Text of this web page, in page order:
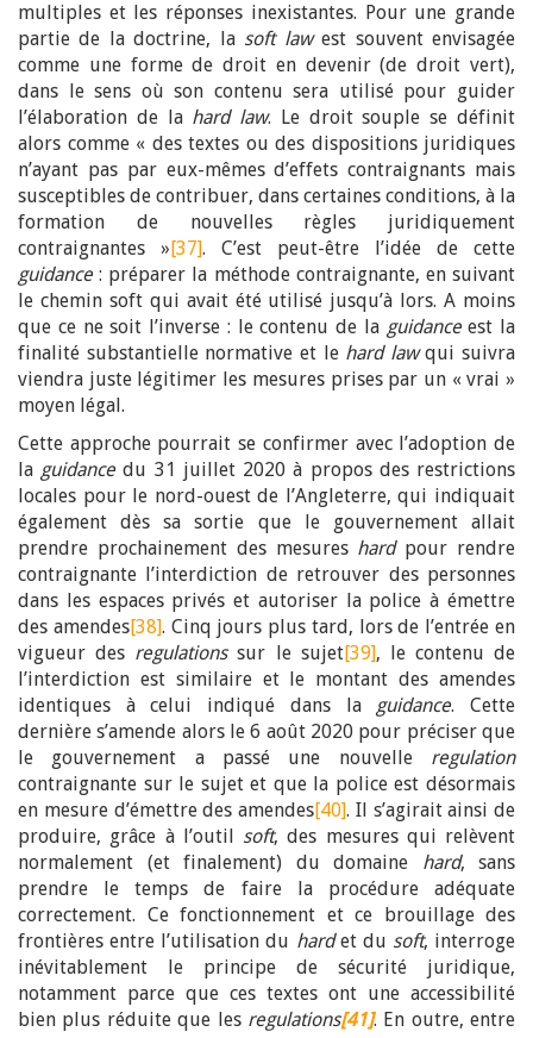
multiples et les réponses inexistantes. Pour une grande
partie de la doctrine, la soft lawest souvent envisagée
comme une forme de droit en devenir (de droit vert),
dans le sens où son contenu sera utilisé pour guider
l’élaboration de la hard law. Le droit souple se définit
alors comme « des textes ou des dispositions juridiques
n’ayant pas par eux-mêmes d’effets contraignants mais
susceptibles de contribuer, dans certaines conditions, à la
formation de nouvelles règles juridiquement
contraignantes » [37]. C’est peut-être l’idée de cette
guidance: préparer la méthode contraignante, en suivant
le chemin soft qui avait été utilisé jusqu’à lors. A moins
que ce ne soit l’inverse : le contenu de la guidanceest la
finalité substantielle normative et le hard lawqui suivra
viendra juste légitimer les mesures prises par un « vrai »
moyen légal.
Cette approche pourrait se confirmer avec l’adoption de
la guidancedu 31 juillet 2020 à propos des restrictions
locales pour le nord-ouest de l’Angleterre, qui indiquait
également dès sa sortie que le gouvernement allait
prendre prochainement des mesures hardpour rendre
contraignante l’interdiction de retrouver des personnes
dans les espaces privés et autoriser la police à émettre
des amendes[38]. Cinq jours plus tard, lors de l’entrée en
vigueur des regulationssur le sujet[39], le contenu de
l’interdiction est similaire et le montant des amendes
identiques à celui indiqué dans la guidance. Cette
dernière s’amende alors le 6 août 2020 pour préciser que
le gouvernement a passé une nouvelle regulation
contraignante sur le sujet et que la police est désormais
en mesure d’émettre des amendes[40]. Il s’agirait ainsi de
produire, grâce à l’outil soft, des mesures qui relèvent
normalement (et finalement) du domaine hard, sans
prendre le temps de faire la procédure adéquate
correctement. Ce fonctionnement et ce brouillage des
frontières entre l’utilisation du hardet du soft, interroge
inévitablement le principe de sécurité juridique,
notamment parce que ces textes ont une accessibilité
bien plus réduite que les regulations[41]. En outre, entre